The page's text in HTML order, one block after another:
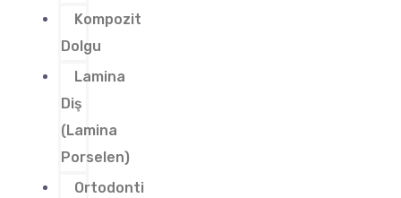
Kompozit
Dolgu
Lamina
Diş
(Lamina
Porselen)
Ortodonti